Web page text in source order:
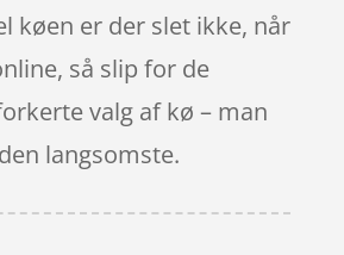
køen er der slet ikke, når
så slip for de
valg af kø – man
langsomste.